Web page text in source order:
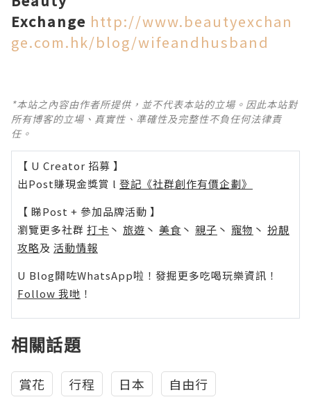
Exchange http://www.beautyexchan
ge.com.hk/blog/wifeandhusband
*本站之內容由作者所提供，並不代表本站的立場。因此本站對
所有博客的立場、真實性、準確性及完整性不負任何法律責
任。
【 U Creator 招募 】
出Post賺現金獎賞 l 登記《社群創作有價企劃》
【 睇Post + 參加品牌活動 】
瀏覽更多社群 打卡 丶 旅遊 丶 美食 丶 親子 丶 寵物 丶 扮靚
攻略及 活動情報
U Blog開咗WhatsApp啦！發掘更多吃喝玩樂資訊！
Follow 我哋 ！
相關話題
賞花 行程 日本
自由行